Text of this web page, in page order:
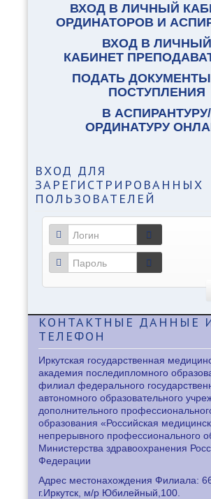
ВХОД В ЛИЧНЫЙ
ОРДИНАТОРОВ И
ВХОД В ЛИЧНЫЙ
КАБИНЕТ
ПОДАТЬ
ПОСТУПЛЕНИЯ
В АСПИРАНТУРУ/
ОРДИНАТУРУ
ВХОД ДЛЯ
ЗАРЕГИСТРИРОВАННЫХ
ПОЛЬЗОВАТЕЛЕЙ
КОНТАКТНЫЕ ДАННЫЕ
ТЕЛЕФОН
Иркутская государственная
академия последипломного
филиал федерального
автономного образовательного
дополнительного
образования «Российская
непрерывного профессионального
Министерства здравоохранения
Федерации
Адрес местонахождения Филиала:
г.Иркутск, м/р Юбилейный,100.